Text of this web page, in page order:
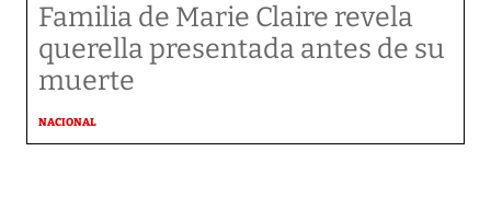
Familia de Marie Claire revela
querella presentada antes de su
muerte
NACIONAL